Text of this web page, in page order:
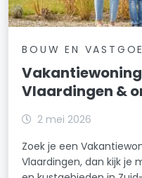
BOUW EN
Vlaardingen &
2 mei 2026
Zoek je een
Vlaardingen, dan kijk je